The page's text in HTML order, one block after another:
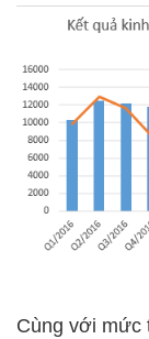
Cùng với mức